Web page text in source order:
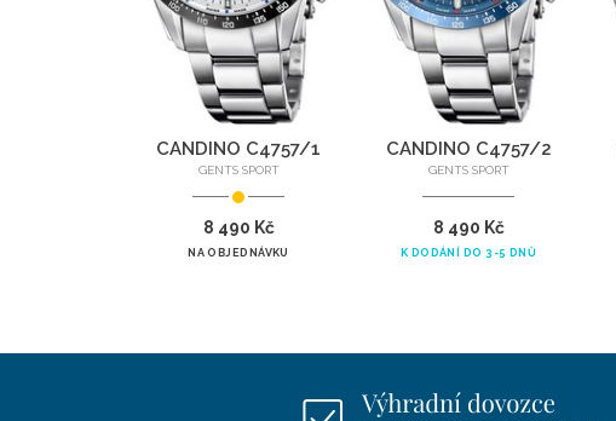
CANDINO C4757/1
GENTS SPORT
8 490 Kč
NA OBJEDNÁVKU
CANDINO C4757/2
GENTS SPORT
8 490 Kč
K DODÁNÍ DO 3-5 DNŮ